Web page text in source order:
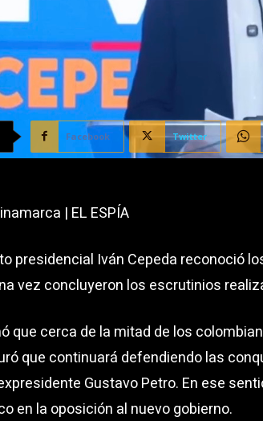
Facebook Twitter
| EL ESPÍA
presidencial Iván Cepeda reconoció
vez concluyeron los escrutinios
que cerca de la mitad de los
que continuará defendiendo las
Gustavo Petro. En ese
en la oposición al nuevo gobierno.